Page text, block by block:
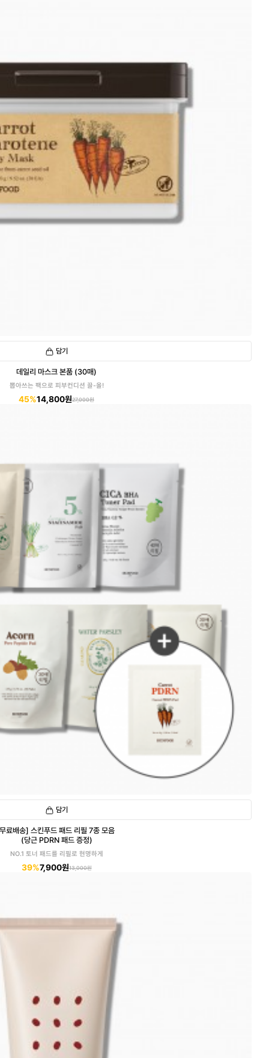
담기
데일리 마스크 본품 (30매)
뽑아쓰는 팩으로 피부컨디션 끌-올!
45%14,800원27,000원
담기
료배송] 스킨푸드 패드 리필 7종 모음
(당근 PDRN 패드 증정)
NO.1 토너 패드를 리필로 현명하게
39%7,900원13,000원